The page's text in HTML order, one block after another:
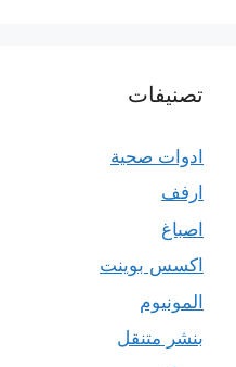
تصنيفات
ادوات صحية
ارفف
اصباغ
اكسس بوينت
المونيوم
بنشر متنقل